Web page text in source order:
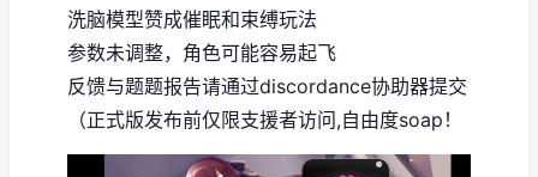
洗脑模型赞成催眠和束缚玩法
参数未调整，角色可能容易起飞
反馈与题题报告请通过discordance协助器提交
（正式版发布前仅限支援者访问,自由度soap！